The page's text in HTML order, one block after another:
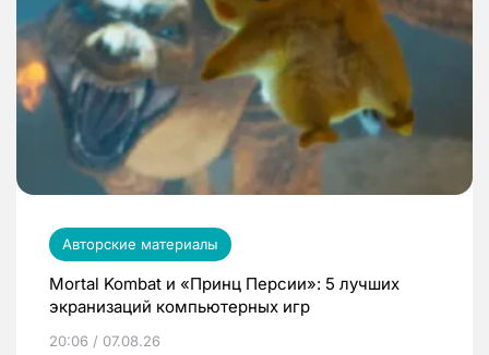
Авторские материалы
Mortal Kombat и «Принц Персии»: 5 лучших
экранизаций компьютерных игр
20:06 / 07.08.26